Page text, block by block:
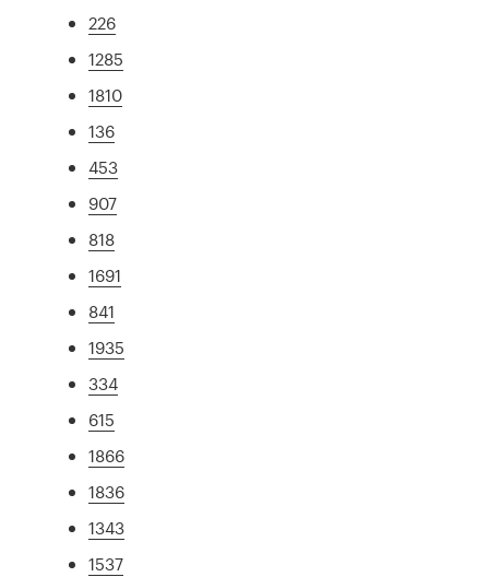
226
1285
1810
136
453
907
818
1691
841
1935
334
615
1866
1836
1343
1537